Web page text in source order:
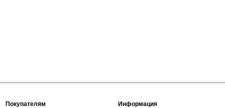
Покупателям Информация